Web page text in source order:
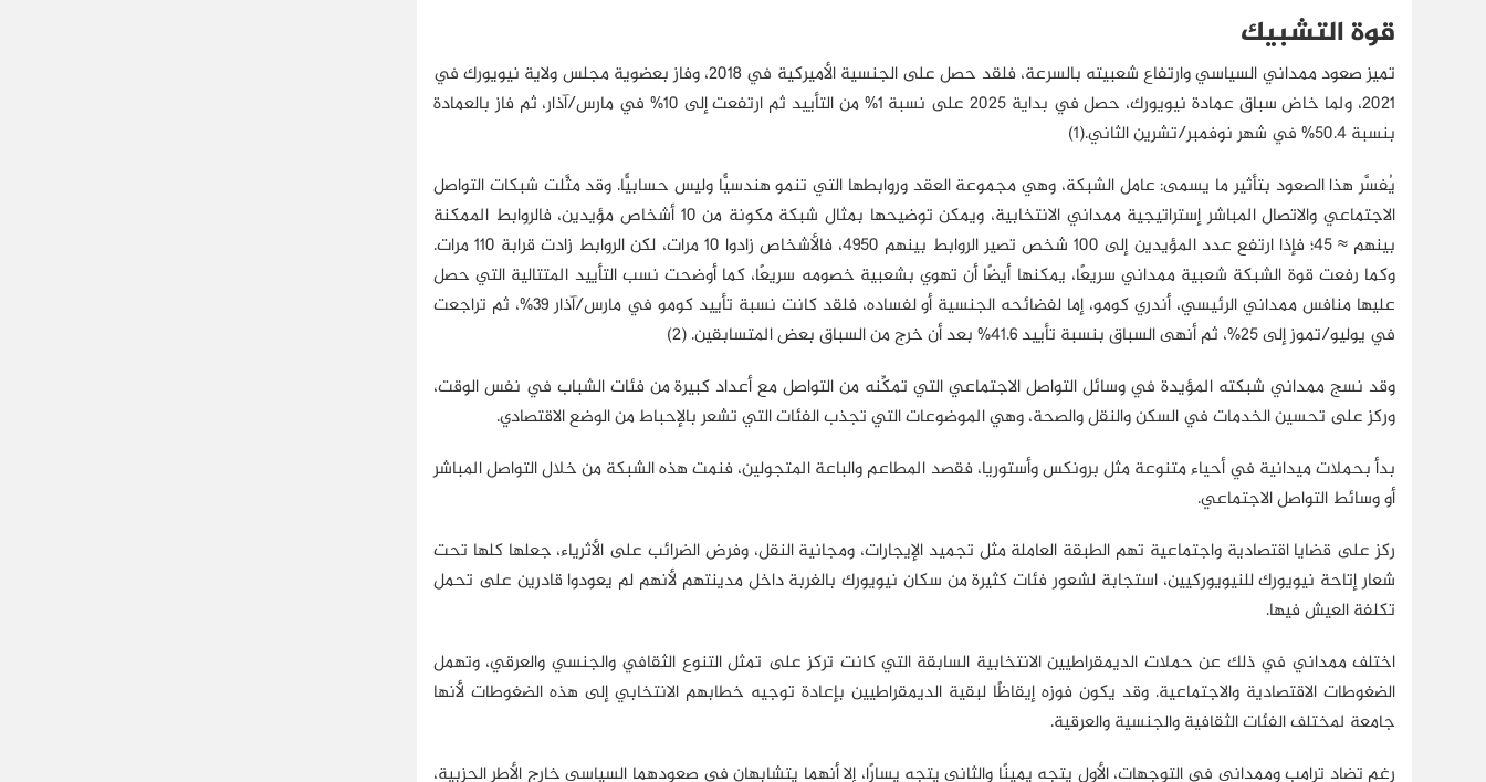
قوة التشبيك
تميز صعود ممداني السياسي وارتفاع شعبيته بالسرعة، فلقد حصل على الجنسية الأميركية في 2018، وفاز بعضوية مجلس ولاية نيويورك في
2021، ولما خاض سباق عمادة نيويورك، حصل في بداية 2025 على نسبة 1% من التأييد ثم ارتفعت إلى 10% في مارس/آذار، ثم فاز بالعمادة
بنسبة 50.4% في شهر نوفمبر/تشرين الثاني.(1)
يُفسَّر هذا الصعود بتأثير ما يسمى: عامل الشبكة، وهي مجموعة العقد وروابطها التي تنمو هندسيًّا وليس حسابيًّا. وقد مثَّلت شبكات التواصل
الاجتماعي والاتصال المباشر إستراتيجية ممداني الانتخابية، ويمكن توضيحها بمثال شبكة مكونة من 10 أشخاص مؤيدين، فالروابط الممكنة
بينهم ≈ 45؛ فإذا ارتفع عدد المؤيدين إلى 100 شخص تصير الروابط بينهم 4950، فالأشخاص زادوا 10 مرات، لكن الروابط زادت قرابة 110 مرات.
وكما رفعت قوة الشبكة شعبية ممداني سريعًا، يمكنها أيضًا أن تهوي بشعبية خصومه سريعًا، كما أوضحت نسب التأييد المتتالية التي حصل
عليها منافس ممداني الرئيسي، أندري كومو، إما لفضائحه الجنسية أو لفساده، فلقد كانت نسبة تأييد كومو في مارس/آذار 39%، ثم تراجعت
في يوليو/تموز إلى 25%، ثم أنهى السباق بنسبة تأييد 41.6% بعد أن خرج من السباق بعض المتسابقين. (2)
وقد نسج ممداني شبكته المؤيدة في وسائل التواصل الاجتماعي التي تمكِّنه من التواصل مع أعداد كبيرة من فئات الشباب في نفس الوقت،
وركز على تحسين الخدمات في السكن والنقل والصحة، وهي الموضوعات التي تجذب الفئات التي تشعر بالإحباط من الوضع الاقتصادي.
بدأ بحملات ميدانية في أحياء متنوعة مثل برونكس وأستوريا، فقصد المطاعم والباعة المتجولين، فنمت هذه الشبكة من خلال التواصل المباشر
أو وسائط التواصل الاجتماعي.
ركز على قضايا اقتصادية واجتماعية تهم الطبقة العاملة مثل تجميد الإيجارات، ومجانية النقل، وفرض الضرائب على الأثرياء، جعلها كلها تحت
شعار إتاحة نيويورك للنيويوركيين، استجابة لشعور فئات كثيرة من سكان نيويورك بالغربة داخل مدينتهم لأنهم لم يعودوا قادرين على تحمل
تكلفة العيش فيها.
اختلف ممداني في ذلك عن حملات الديمقراطيين الانتخابية السابقة التي كانت تركز على تمثل التنوع الثقافي والجنسي والعرقي، وتهمل
الضغوطات الاقتصادية والاجتماعية. وقد يكون فوزه إيقاظًا لبقية الديمقراطيين بإعادة توجيه خطابهم الانتخابي إلى هذه الضغوطات لأنها
جامعة لمختلف الفئات الثقافية والجنسية والعرقية.
رغم تضاد ترامب وممداني في التوجهات، الأول يتجه يمينًا والثاني يتجه يسارًا، إلا أنهما يتشابهان في صعودهما السياسي خارج الأطر الحزبية،